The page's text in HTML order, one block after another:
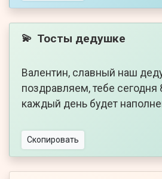
💫 Тосты дедушке
Валентин, славный наш
поздравляем, тебе сегодня
каждый день будет
Скопировать